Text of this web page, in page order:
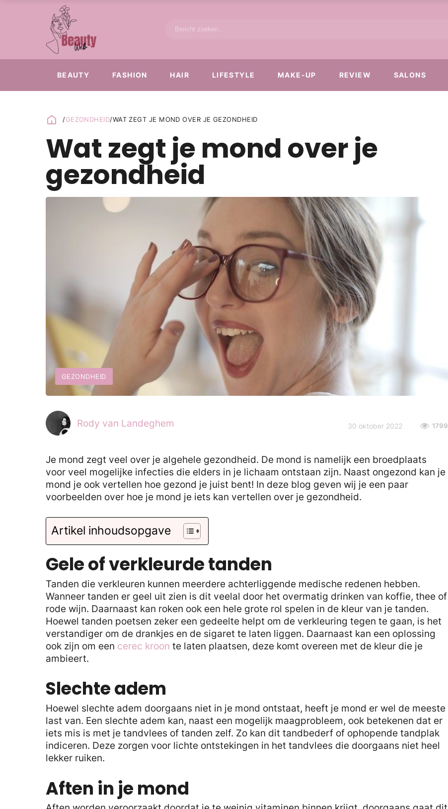
BEAUTY FASHION HAIR LIFESTYLE MAKE-UP REVIEW SALONS
/GEZONDHEID/WAT ZEGT JE MOND OVER JE GEZONDHEID
Wat zegt je mond over je
gezondheid
GEZONDHEID
Rody van Landeghem 30 oktober 2022 1799
Je mond zegt veel over je algehele gezondheid. De mond is namelijk een broedplaats
voor veel mogelijke infecties die elders in je lichaam ontstaan zijn. Naast ongezond kan je
mond je ook vertellen hoe gezond je juist bent! In deze blog geven wij je een paar
voorbeelden over hoe je mond je iets kan vertellen over je gezondheid.
Artikel inhoudsopgave
Gele of verkleurde tanden
Tanden die verkleuren kunnen meerdere achterliggende medische redenen hebben.
Wanneer tanden er geel uit zien is dit veelal door het overmatig drinken van koffie, thee of
rode wijn. Daarnaast kan roken ook een hele grote rol spelen in de kleur van je tanden.
Hoewel tanden poetsen zeker een gedeelte helpt om de verkleuring tegen te gaan, is het
verstandiger om de drankjes en de sigaret te laten liggen. Daarnaast kan een oplossing
ook zijn om een cerec kroon te laten plaatsen, deze komt overeen met de kleur die je
ambieert.
Slechte adem
Hoewel slechte adem doorgaans niet in je mond ontstaat, heeft je mond er wel de meeste
last van. Een slechte adem kan, naast een mogelijk maagprobleem, ook betekenen dat er
iets mis is met je tandvlees of tanden zelf. Zo kan dit tandbederf of ophopende tandplak
indiceren. Deze zorgen voor lichte ontstekingen in het tandvlees die doorgaans niet heel
lekker ruiken.
Aften in je mond